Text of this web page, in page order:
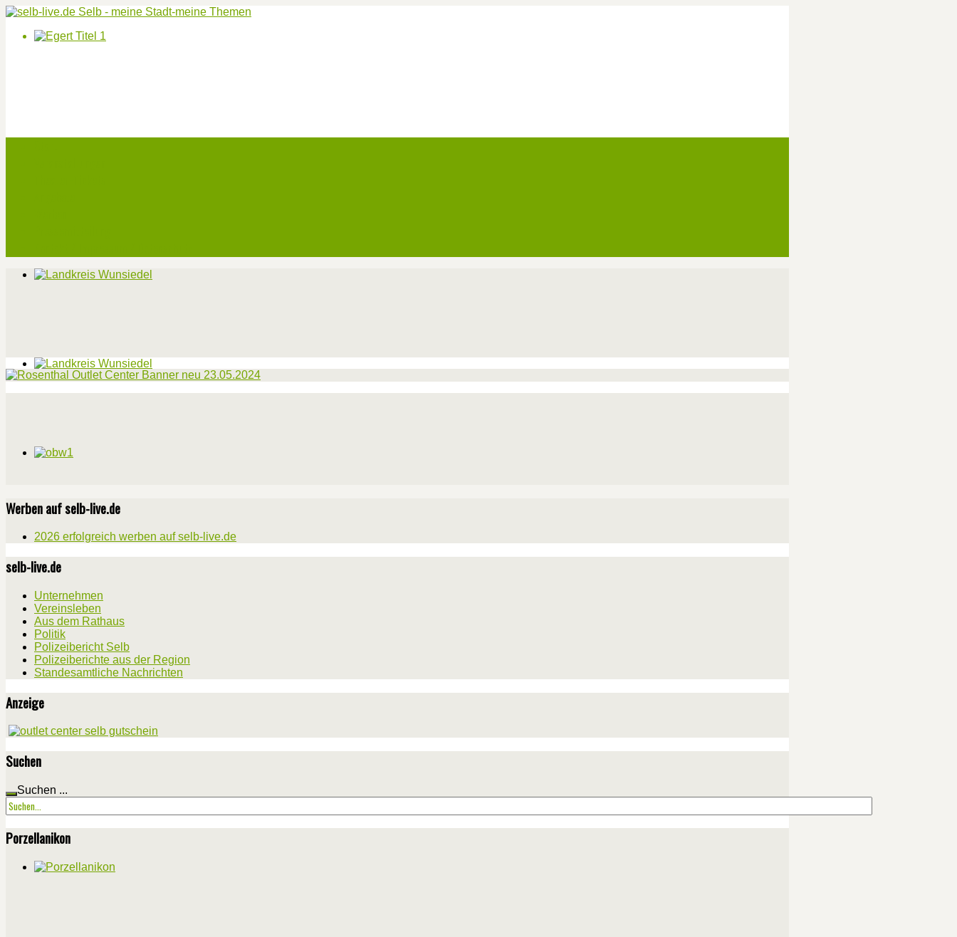
Werben auf selb-live.de
2026 erfolgreich werben auf selb-live.de
selb-live.de
Unternehmen
Vereinsleben
Aus dem Rathaus
Politik
Polizeibericht Selb
Polizeiberichte aus der Region
Standesamtliche Nachrichten
Anzeige
Suchen
Suchen ...
Porzellanikon